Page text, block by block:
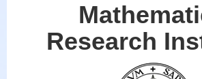
Research